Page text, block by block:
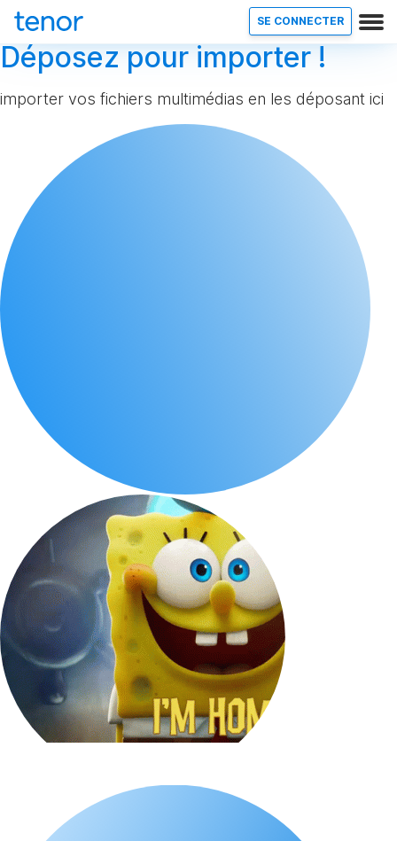
SE CONNECTER
Déposez pour importer !
importer vos fichiers multimédias en les déposant ici